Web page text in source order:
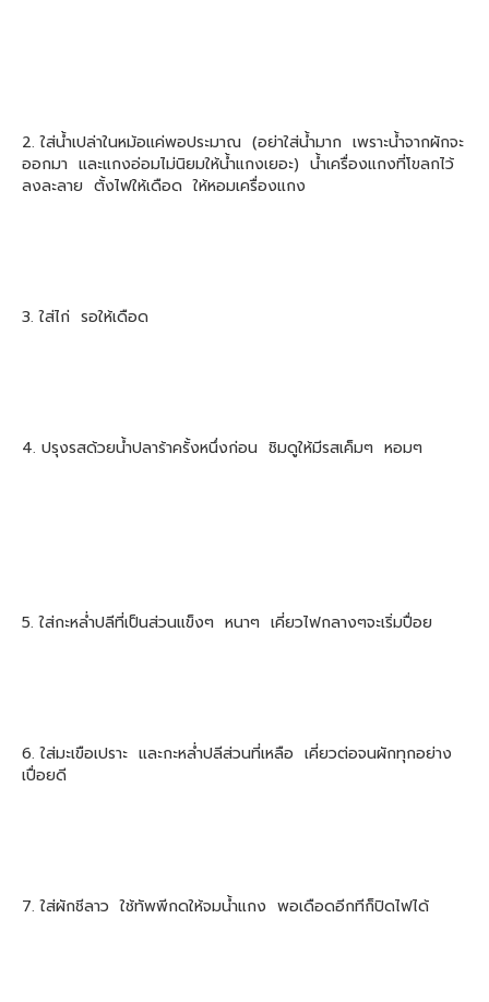
2. ใส่น้ำเปล่าในหม้อแค่พอประมาณ (อย่าใส่น้ำมาก เพราะน้ำจากผักจะ
ออกมา และแกงอ่อมไม่นิยมให้น้ำแกงเยอะ) น้ำเครื่องแกงที่โขลกไว้
ลงละลาย ตั้งไฟให้เดือด ให้หอมเครื่องแกง
3. ใส่ไก่ รอให้เดือด
4. ปรุงรสด้วยน้ำปลาร้าครั้งหนึ่งก่อน ชิมดูให้มีรสเค็มๆ หอมๆ
5. ใส่กะหล่ำปลีที่เป็นส่วนแข็งๆ หนาๆ เคี่ยวไฟกลางๆจะเริ่มปื่อย
6. ใส่มะเขือเปราะ และกะหล่ำปลีส่วนที่เหลือ เคี่ยวต่อจนผักทุกอย่าง
เปื่อยดี
7. ใส่ผักชีลาว ใช้ทัพพีกดให้จมน้ำแกง พอเดือดอีกทีก็ปิดไฟได้